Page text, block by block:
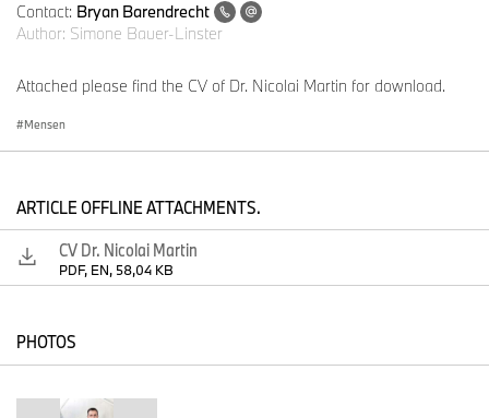
Contact: Bryan Barendrecht
Author: Simone Bauer-Linster
Attached please find the CV of Dr. Nicolai Martin for download.
Mensen
ARTICLE OFFLINE ATTACHMENTS.
CV Dr. Nicolai Martin
PDF, EN, 58,04 KB
PHOTOS